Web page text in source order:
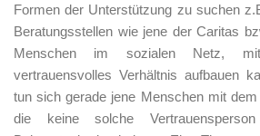
Formen der Unterstützung zu suchen
Beratungsstellen wie jene der Caritas
Menschen im sozialen Netz,
vertrauensvolles Verhältnis aufbauen
tun sich gerade jene Menschen mit
die keine solche